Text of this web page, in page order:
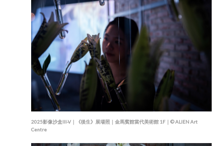
2025影像沙盒III-V｜《後生》展場照｜金馬賓館當代美術館 1F｜© ALIEN Art
Centre